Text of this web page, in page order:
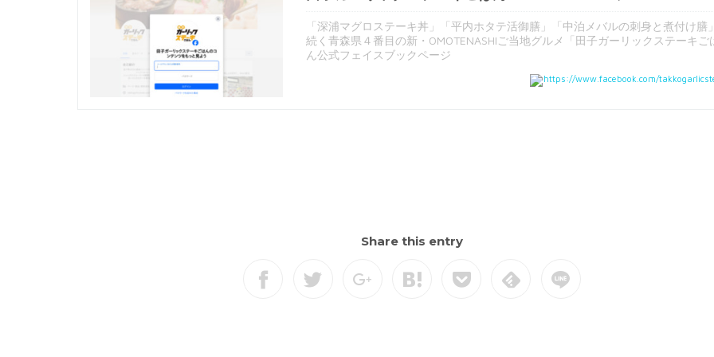
「深浦マグロステーキ丼」「平内ホタテ活御膳」「中泊メバルの刺身と煮付け膳
続く青森県４番目の新・OMOTENASHIご当地グルメ「田子ガーリックステーキご
ん公式フェイスブックページ
https://www.facebook.com/
Share this entry